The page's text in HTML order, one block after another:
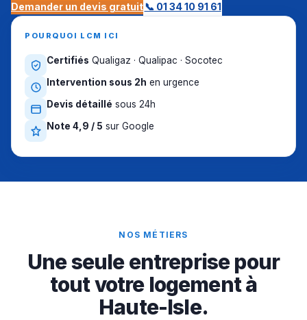
Demander un devis gratuit📞 01 34 10 91 61
POURQUOI LCM ICI
Certifiés Qualigaz · Qualipac · Socotec
Intervention sous 2h en urgence
Devis détaillé sous 24h
Note 4,9 / 5 sur Google
NOS MÉTIERS
Une seule entreprise pour
tout votre logement à
Haute-Isle.